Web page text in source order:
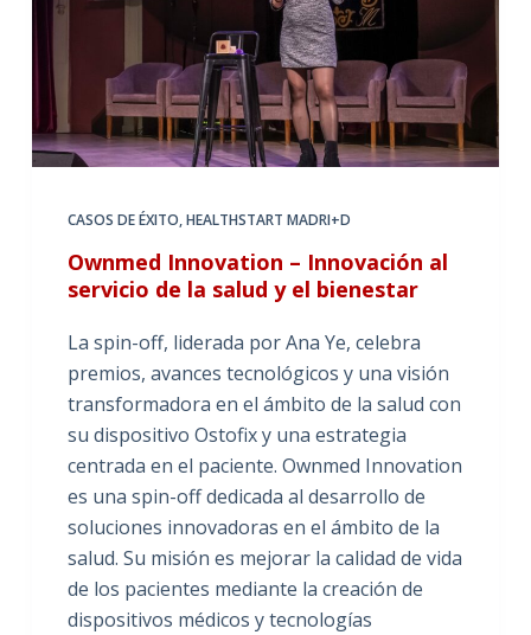
CASOS DE ÉXITO,HEALTHSTART MADRI+D
Ownmed Innovation – Innovación al
servicio de la salud y el bienestar
La spin-off, liderada por Ana Ye, celebra
premios, avances tecnológicos y una visión
transformadora en el ámbito de la salud con
su dispositivo Ostofix y una estrategia
centrada en el paciente. Ownmed Innovation
es una spin-off dedicada al desarrollo de
soluciones innovadoras en el ámbito de la
salud. Su misión es mejorar la calidad de vida
de los pacientes mediante la creación de
dispositivos médicos y tecnologías